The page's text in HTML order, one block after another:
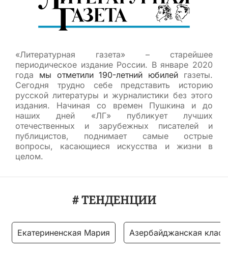
«Литературная газета» – старейшее
периодическое издание России. В январе 2020
года мы отметили 190-летний юбилей газеты.
Сегодня трудно себе представить историю
русской литературы и журналистики без этого
издания. Начиная со времен Пушкина и до
наших дней «ЛГ» публикует лучших
отечественных и зарубежных писателей и
публицистов, поднимает самые острые
вопросы, касающиеся искусства и жизни в
целом.
# ТЕНДЕНЦИИ
Екатериненская Мария Азербайджанская